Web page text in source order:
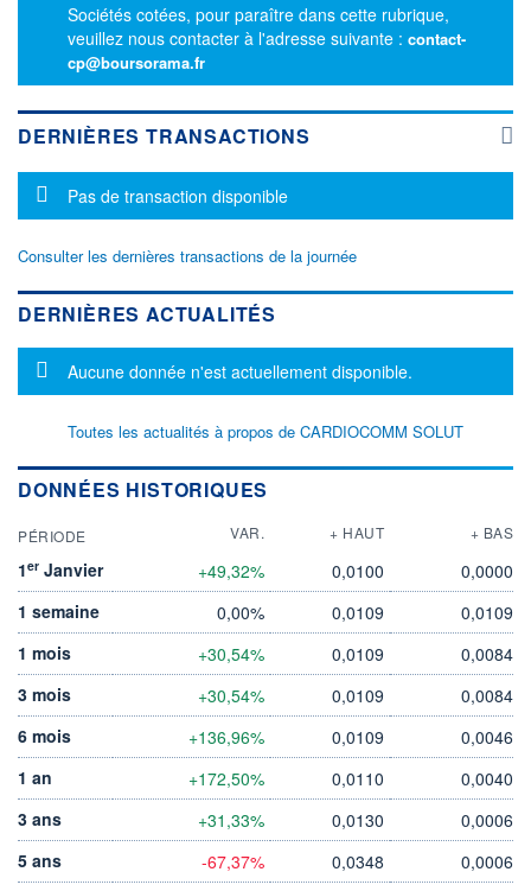
Sociétés cotées, pour paraître dans cette rubrique,
veuillez nous contacter à l'adresse suivante : contact-
cp@boursorama.fr
DERNIÈRES TRANSACTIONS
Message d'information
Pas de transaction disponible
Consulter les dernières transactions de la journée
DERNIÈRES ACTUALITÉS
Message d'information
Aucune donnée n'est actuellement disponible.
Toutes les actualités à propos de CARDIOCOMM SOLUT
DONNÉES HISTORIQUES
PÉRIODE VAR. + HAUT + BAS
1er Janvier +49,32% 0,0100
0,0000
1 semaine
0,00% 0,0109
0,0109
1 mois
+30,54% 0,0109
0,0084
3 mois
+30,54% 0,0109
0,0084
6 mois
+136,96% 0,0109
0,0046
1 an
+172,50% 0,0110
0,0040
3 ans
+31,33% 0,0130
0,0006
5 ans
-67,37% 0,0348
0,0006